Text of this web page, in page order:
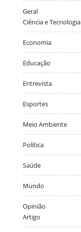
Geral
Ciência e Tecnologia
Economia
Educação
Entrevista
Esportes
Meio Ambiente
Política
Saúde
Mundo
Opinião
Artigo